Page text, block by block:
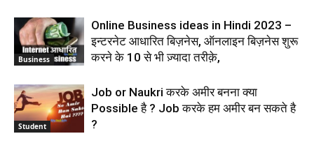
Business
Online Business ideas in Hindi 2023 –
इन्टरनेट आधारित बिज़नेस, ऑनलाइन बिज़नेस शुरू
करने के 10 से भी ज़्यादा तरीक़े,
Student
Job or Naukri करके अमीर बनना क्या
Possible है ? Job करके हम अमीर बन सकते है
?